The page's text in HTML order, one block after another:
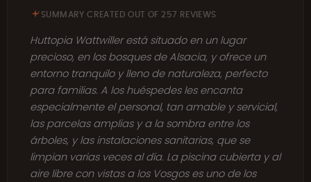
SUMMARY CREATED OUT OF 257 REVIEWS
Huttopia Wattwiller está situado en un lugar
precioso, en los bosques de Alsacia, y ofrece un
entorno tranquilo y lleno de naturaleza, perfecto
para familias. A los huéspedes les encanta
especialmente el personal, tan amable y servicial,
las parcelas amplias y a la sombra entre los
árboles, y las instalaciones sanitarias, que se
limpian varias veces al día. La piscina cubierta y al
aire libre con vistas a los Vosgos es uno de los